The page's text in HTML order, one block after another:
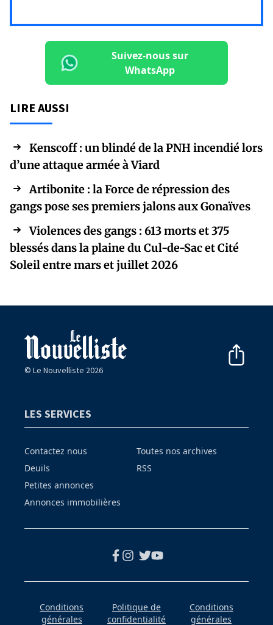
Suivez-nous sur
WhatsApp
LIRE AUSSI
Kenscoff : un blindé de la PNH incendié lors
d’une attaque armée à Viard
Artibonite : la Force de répression des
gangs pose ses premiers jalons aux Gonaïves
Violences des gangs : 613 morts et 375
blessés dans la plaine du Cul-de-Sac et Cité
Soleil entre mars et juillet 2026
© Le Nouvelliste 2026
LES SERVICES
Contactez nous
Deuils
Petites annonces
Annonces immobilières
Toutes nos archives
RSS
Conditions
générales
Politique de
confidentialité
Conditions
générales